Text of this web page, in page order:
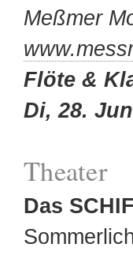
Meßmer
Flöte &
Di, 28.
Theater
Das